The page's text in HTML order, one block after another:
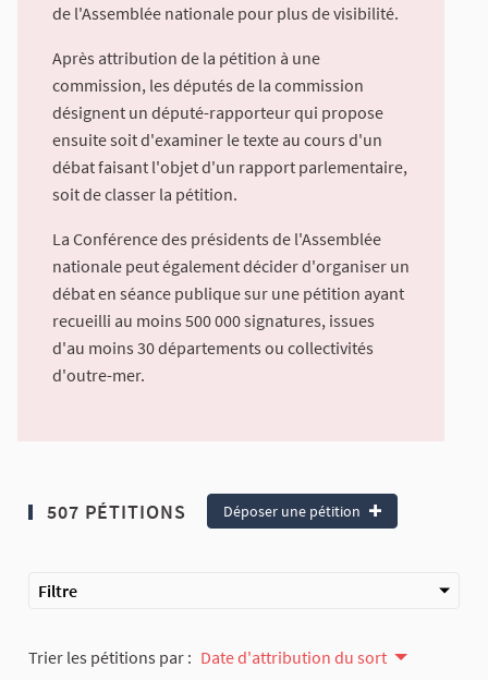
de l'Assemblée nationale pour plus de visibilité.
Après attribution de la pétition à une
commission, les députés de la commission
désignent un député-rapporteur qui propose
ensuite soit d'examiner le texte au cours d'un
débat faisant l'objet d'un rapport parlementaire,
soit de classer la pétition.
La Conférence des présidents de l'Assemblée
nationale peut également décider d'organiser un
débat en séance publique sur une pétition ayant
recueilli au moins 500 000 signatures, issues
d'au moins 30 départements ou collectivités
d'outre-mer.
507 PÉTITIONS Déposer une pétition
Filtre
Trier les pétitions par : Date d'attribution du sort